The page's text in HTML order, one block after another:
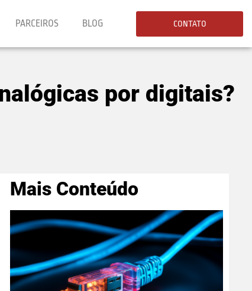
PARCEIROS BLOG CONTATO
por digitais?
Mais Conteúdo